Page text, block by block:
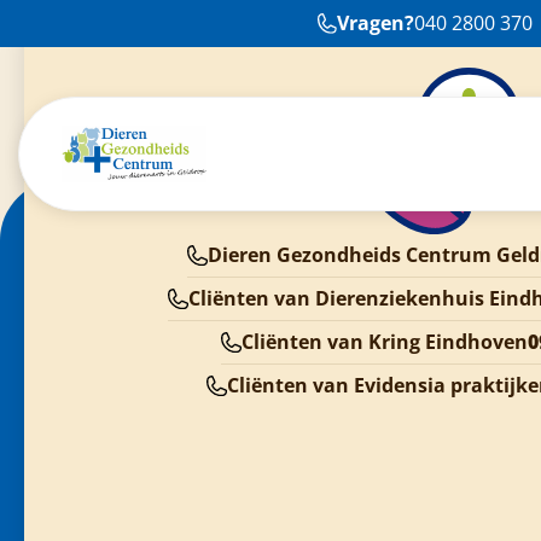
Vragen?040 2800 370
Zoals altijd weer fijn geholpen door het team
behandeling
Dieren Gezondheids Centrum
Cliënten van Dierenziekenhuis
Cliënten van Kring Eindhoven
Cliënten van Evidensia